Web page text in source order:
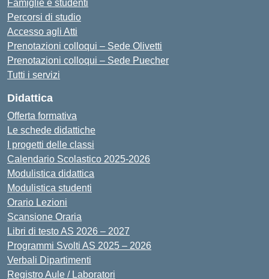
Famiglie e studenti
Percorsi di studio
Accesso agli Atti
Prenotazioni colloqui – Sede Olivetti
Prenotazioni colloqui – Sede Puecher
Tutti i servizi
Didattica
Offerta formativa
Le schede didattiche
I progetti delle classi
Calendario Scolastico 2025-2026
Modulistica didattica
Modulistica studenti
Orario Lezioni
Scansione Oraria
Libri di testo AS 2026 – 2027
Programmi Svolti AS 2025 – 2026
Verbali Dipartimenti
Registro Aule / Laboratori